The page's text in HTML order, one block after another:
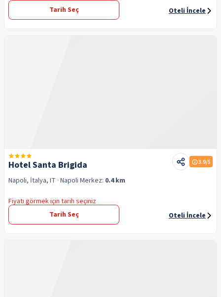
Tarih Seç
Oteli İncele
Hotel Santa Brigida 3.9/5
Napoli, İtalya, IT · Napoli Merkez: 0.4 km
Fiyatı görmek için tarih seçiniz
Tarih Seç
Oteli İncele